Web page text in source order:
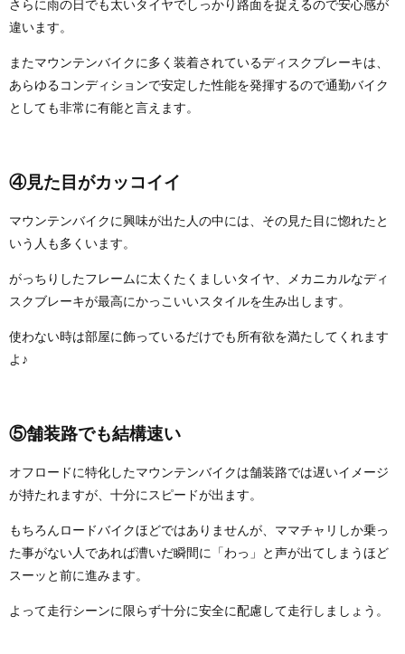
さらに雨の日でも太いタイヤでしっかり路面を捉えるので安心感が
違います。
またマウンテンバイクに多く装着されているディスクブレーキは、
あらゆるコンディションで安定した性能を発揮するので通勤バイク
としても非常に有能と言えます。
④見た目がカッコイイ
マウンテンバイクに興味が出た人の中には、その見た目に惚れたと
いう人も多くいます。
がっちりしたフレームに太くたくましいタイヤ、メカニカルなディ
スクブレーキが最高にかっこいいスタイルを生み出します。
使わない時は部屋に飾っているだけでも所有欲を満たしてくれます
よ♪
⑤舗装路でも結構速い
オフロードに特化したマウンテンバイクは舗装路では遅いイメージ
が持たれますが、十分にスピードが出ます。
もちろんロードバイクほどではありませんが、ママチャリしか乗っ
た事がない人であれば漕いだ瞬間に「わっ」と声が出てしまうほど
スーッと前に進みます。
よって走行シーンに限らず十分に安全に配慮して走行しましょう。